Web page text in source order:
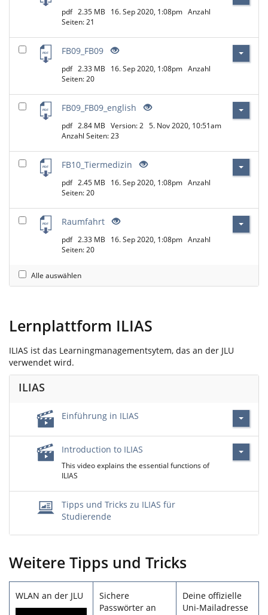
pdf 2.35 MB 16. Sep 2020, 1:08pm Anzahl
Seiten: 21
FB09_FB09
pdf 2.33 MB 16. Sep 2020, 1:08pm Anzahl
Seiten: 20
FB09_FB09_english
pdf 2.84 MB Version: 2 5. Nov 2020, 10:51am
Anzahl Seiten: 23
FB10_Tiermedizin
pdf 2.45 MB 16. Sep 2020, 1:08pm Anzahl
Seiten: 20
Raumfahrt
pdf 2.33 MB 16. Sep 2020, 1:08pm Anzahl
Seiten: 20
Alle auswählen
Lernplattform ILIAS
ILIAS ist das Learningmanagementsytem, das an der JLU
verwendet wird.
ILIAS
Einführung in ILIAS
Introduction to ILIAS
This video explains the essential functions of
ILIAS
Tipps und Tricks zu ILIAS für
Studierende
Weitere Tipps und Tricks
WLAN an der JLU
Sichere
Passwörter an
Deine offizielle
Uni-Mailadresse